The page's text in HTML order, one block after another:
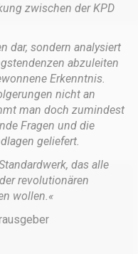
zwischen der KPD
dar, sondern analysiert
abzuleiten
Erkenntnis.
nicht an
man doch zumindest
Fragen und die
geliefert.
das alle
revolutionären
wollen.«